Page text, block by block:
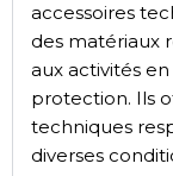
accessoires
des matériaux
aux activités
protection. Ils
techniques
diverses